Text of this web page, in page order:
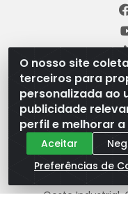
O nosso site
terceiros para
personalizada ao
publicidade
perfil e melhorar
Aceitar
Preferências de
WB
Oeste Industrial,